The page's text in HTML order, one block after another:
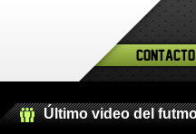
Contacto